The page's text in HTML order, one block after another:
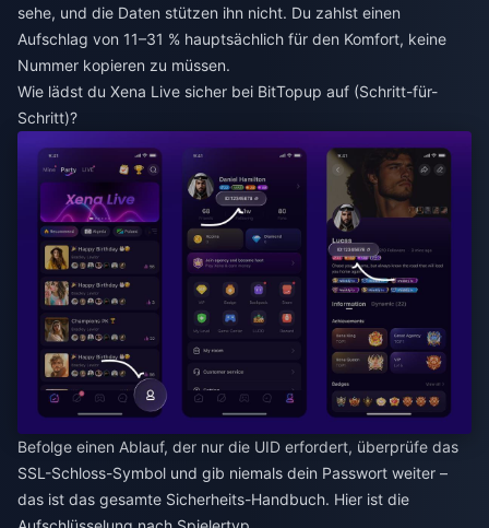
sehe, und die Daten stützen ihn nicht. Du zahlst einen
Aufschlag von 11–31 % hauptsächlich für den Komfort, keine
Nummer kopieren zu müssen.
Wie lädst du Xena Live sicher bei BitTopup auf (Schritt-für-
Schritt)?
Befolge einen Ablauf, der nur die UID erfordert, überprüfe das
SSL-Schloss-Symbol und gib niemals dein Passwort weiter –
das ist das gesamte Sicherheits-Handbuch. Hier ist die